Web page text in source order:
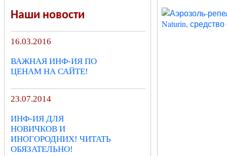
Наши новости
16.03.2016
ВАЖНАЯ ИНФ-ИЯ ПО
ЦЕНАМ НА САЙТЕ!
23.07.2014
ИНФ-ИЯ ДЛЯ
НОВИЧКОВ И
ИНОГОРОДНИХ! ЧИТАТЬ
ОБЯЗАТЕЛЬНО!